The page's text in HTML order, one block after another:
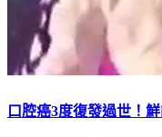
口腔癌3度復發過世！